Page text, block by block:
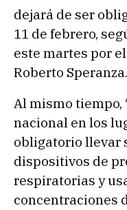
dejará de ser
11 de febrero,
este martes por
Roberto Speranza.
Al mismo tiempo,
nacional en los
obligatorio llevar
dispositivos de
respiratorias y
concentraciones